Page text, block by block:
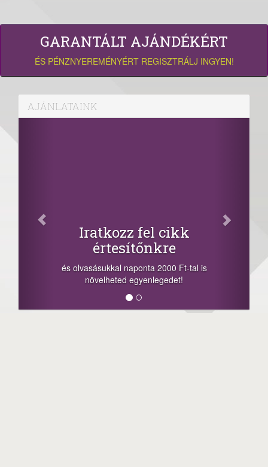
GARANTÁLT AJÁNDÉKÉRT
ÉS PÉNZNYEREMÉNYÉRT REGISZTRÁLJ INGYEN!
AJÁNLATAINK
Iratkozz fel cikk
értesítőnkre
és olvasásukkal naponta 2000 Ft-tal is
növelheted egyenlegedet!